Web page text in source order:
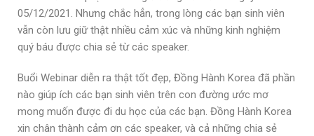
05/12/2021. Nhưng chắc hẳn, trong lòng các bạn sinh viên
vẫn còn lưu giữ thật nhiều cảm xúc và những kinh nghiệm
quý báu được chia sẻ từ các speaker.
Buổi Webinar diễn ra thật tốt đẹp, Đồng Hành Korea đã phần
nào giúp ích các bạn sinh viên trên con đường ước mơ
mong muốn được đi du học của các bạn. Đồng Hành Korea
xin chân thành cảm ơn các speaker, và cả những chia sẻ